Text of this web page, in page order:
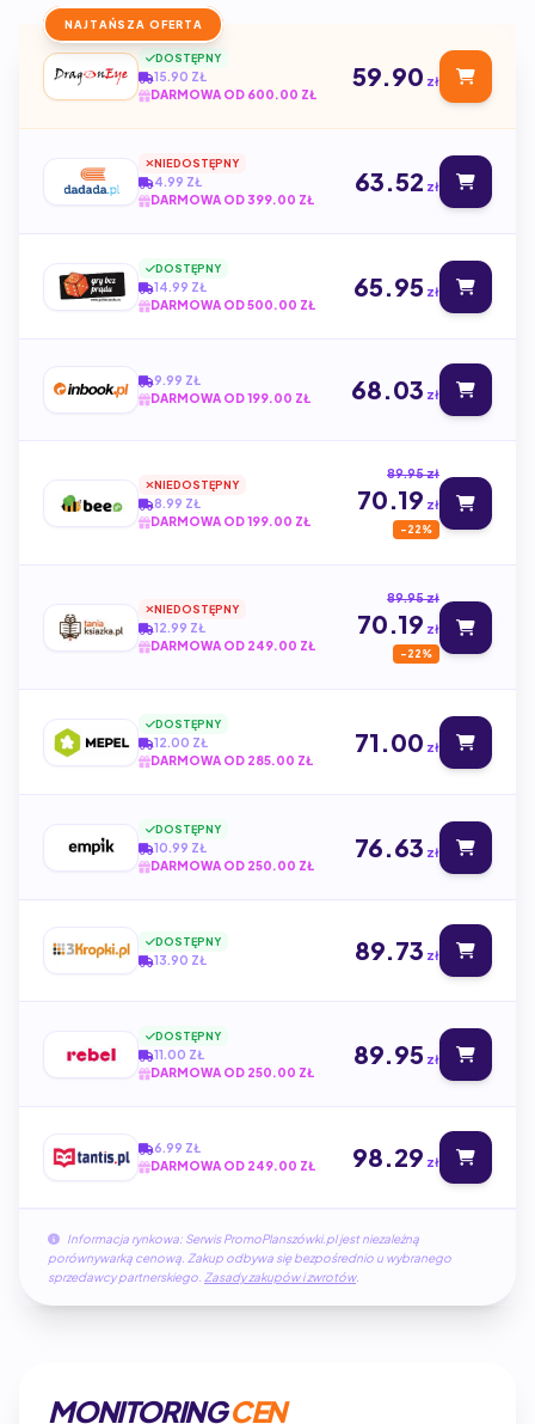
NAJTAŃSZA OFERTA
DOSTĘPNY
15.90 ZŁ
DARMOWA OD 600.00 ZŁ
59.90 zł
NIEDOSTĘPNY
4.99 ZŁ
DARMOWA OD 399.00 ZŁ
63.52 zł
DOSTĘPNY
14.99 ZŁ
DARMOWA OD 500.00 ZŁ
65.95 zł
9.99 ZŁ
DARMOWA OD 199.00 ZŁ
68.03 zł
NIEDOSTĘPNY
8.99 ZŁ
DARMOWA OD 199.00 ZŁ
89.95 zł
70.19 zł
-22%
NIEDOSTĘPNY
12.99 ZŁ
DARMOWA OD 249.00 ZŁ
89.95 zł
70.19 zł
-22%
DOSTĘPNY
12.00 ZŁ
DARMOWA OD 285.00 ZŁ
71.00 zł
DOSTĘPNY
10.99 ZŁ
DARMOWA OD 250.00 ZŁ
76.63 zł
DOSTĘPNY
13.90 ZŁ 89.73 zł
DOSTĘPNY
11.00 ZŁ
DARMOWA OD 250.00 ZŁ
89.95 zł
6.99 ZŁ
DARMOWA OD 249.00 ZŁ
98.29 zł
Informacja rynkowa: Serwis PromoPlanszówki.pl jest niezależną
porównywarką cenową. Zakup odbywa się bezpośrednio u wybranego
sprzedawcy partnerskiego. Zasady zakupów i zwrotów.
MONITORINGCEN